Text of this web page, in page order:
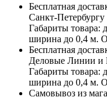
Бесплатная
Санкт-
Габариты товара:
ширина до 0,4 м.
Бесплатная
Деловые Линии и
Габариты товара:
ширина до 0,4 м.
Самовывоз из